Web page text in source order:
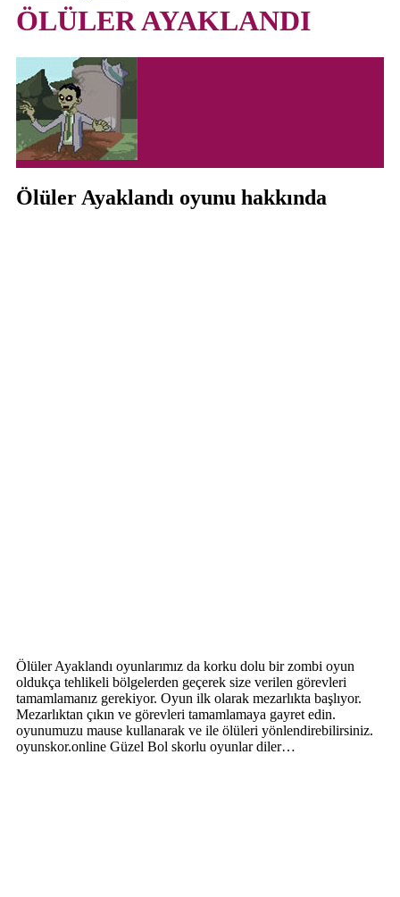
ÖLÜLER AYAKLANDI
Ölüler Ayaklandı oyunu hakkında
Ölüler Ayaklandı oyunlarımız da korku dolu bir zombi oyun
oldukça tehlikeli bölgelerden geçerek size verilen görevleri
tamamlamanız gerekiyor. Oyun ilk olarak mezarlıkta başlıyor.
Mezarlıktan çıkın ve görevleri tamamlamaya gayret edin.
oyunumuzu mause kullanarak ve ile ölüleri yönlendirebilirsiniz.
oyunskor.online Güzel Bol skorlu oyunlar diler…